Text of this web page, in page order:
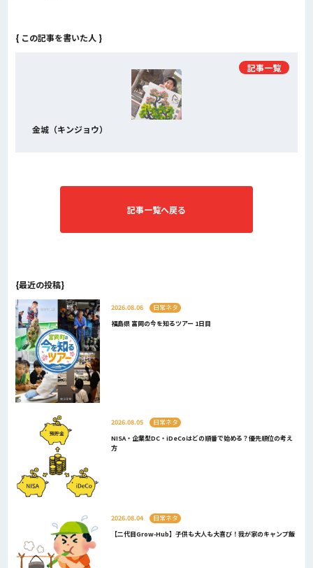
{ この記事を書いた人 }
金城（キンジョウ）
記事一覧
記事一覧へ戻る
{最近の投稿}
2026.08.06
日常ネタ
福島県 富岡の今を知るツアー 1日目
2026.08.05
日常ネタ
NISA・企業型DC・iDeCoはどの順番で始める？優先順位の考え
方
2026.08.04
日常ネタ
【二代目Grow-Hub】子供も大人も大喜び！我が家のキャンプ飯